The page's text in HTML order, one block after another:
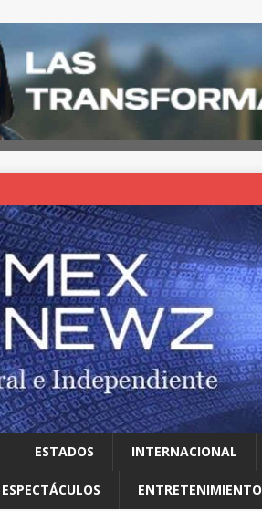
ESTADOS INTERNACIONAL
ESPECTÁCULOS ENTRETENIMIENTO